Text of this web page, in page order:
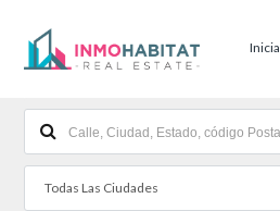
Todas Las Ciudades